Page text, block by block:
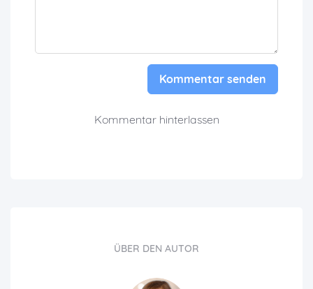
Kommentar senden
Kommentar hinterlassen
ÜBER DEN AUTOR